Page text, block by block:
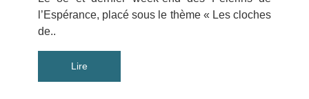
l’Espérance, placé sous le thème « Les cloches
de..